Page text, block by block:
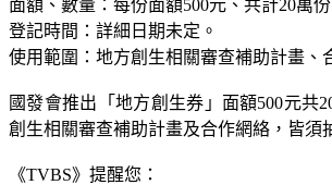
面額、數量：每份面額500元、共計20萬份
登記時間：詳細日期未定。
使用範圍：地方創生相關審查補助計畫、
國發會推出「地方創生券」面額500元共
創生相關審查補助計畫及合作網絡，皆須
《TVBS》提醒您：